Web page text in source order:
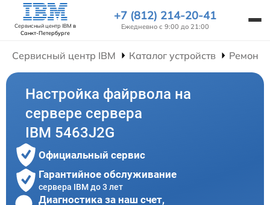
Сервисный центр IBM в
Санкт-Петербурге
+7 (812) 214-20-41
Ежедневно с 9:00 до 21:00
Сервисный центр IBM Каталог устройств Ремонт
Настройка файрвола на
сервере сервера
IBM 5463J2G
Официальный сервис
Гарантийное обслуживание
сервера IBM до 3 лет
Диагностика за наш счет,